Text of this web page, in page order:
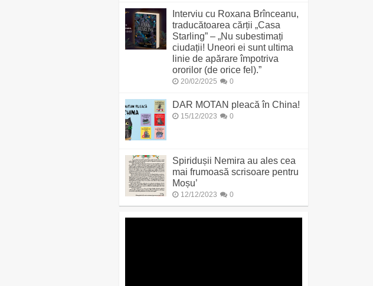
Interviu cu Roxana Brînceanu,
traducătoarea cărții „Casa
Starling” – „Nu subestimați
ciudații! Uneori ei sunt ultima
linie de apărare împotriva
ororilor (de orice fel).”
20/02/2025 0
DAR MOTAN pleacă în China!
15/12/2023 0
Spiridușii Nemira au ales cea
mai frumoasă scrisoare pentru
Moșu’
12/12/2023 0